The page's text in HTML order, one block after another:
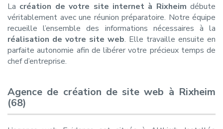
La création de votre site internet à Rixheim débute
véritablement avec une réunion préparatoire. Notre équipe
recueille l’ensemble des informations nécessaires à la
réalisation de votre site web. Elle travaille ensuite en
parfaite autonomie afin de libérer votre précieux temps de
chef d’entreprise.
Agence de création de site web à Rixheim
(68)